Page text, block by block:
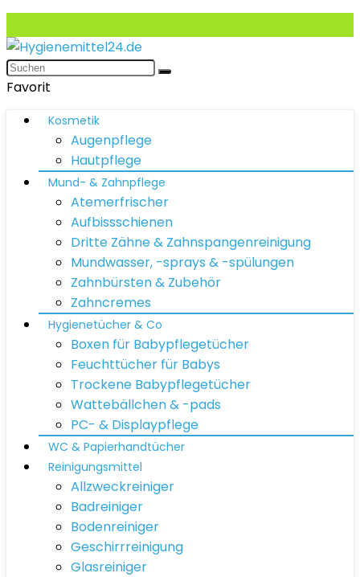
Favorit
Kosmetik
Augenpflege
Hautpflege
Mund- & Zahnpflege
Atemerfrischer
Aufbissschienen
Dritte Zähne & Zahnspangenreinigung
Mundwasser, -sprays & -spülungen
Zahnbürsten & Zubehör
Zahncremes
Hygienetücher & Co
Boxen für Babypflegetücher
Feuchttücher für Babys
Trockene Babypflegetücher
Wattebällchen & -pads
PC- & Displaypflege
WC & Papierhandtücher
Reinigungsmittel
Allzweckreiniger
Badreiniger
Bodenreiniger
Geschirrreinigung
Glasreiniger